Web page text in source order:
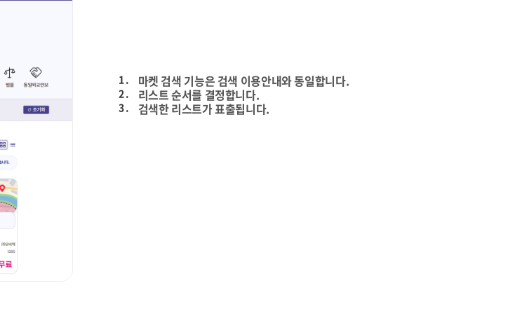
1 . 마켓 검색 기능은 검색 이용안내와 동일합니다.
2 . 리스트 순서를 결정합니다.
3 . 검색한 리스트가 표출됩니다.